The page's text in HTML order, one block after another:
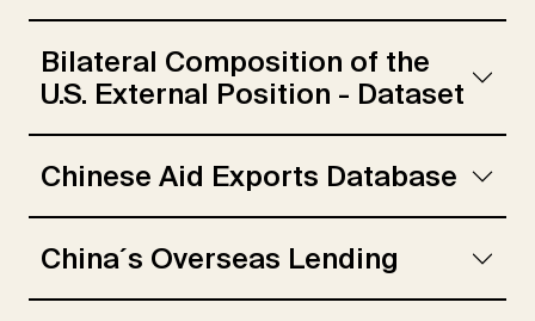
Bilateral Composition of the
U.S. External Position - Dataset
Chinese Aid Exports Database
China´s Overseas Lending